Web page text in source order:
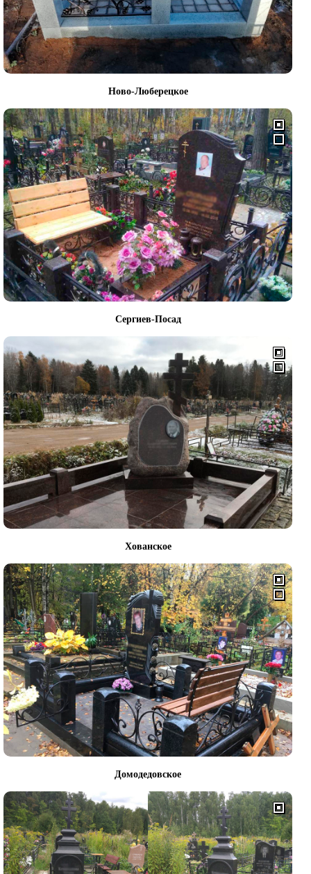
Ново-Люберецкое
Сергиев-Посад
Хованское
Домодедовское